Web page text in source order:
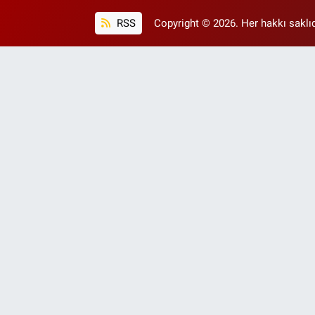
RSS Copyright © 2026. Her hakkı